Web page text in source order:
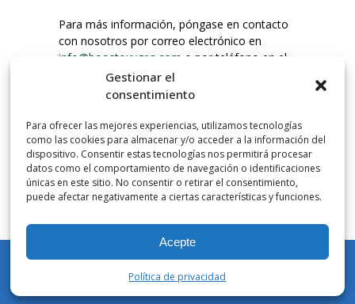
Gestionar el
consentimiento
Para ofrecer las mejores experiencias, utilizamos tecnologías
como las cookies para almacenar y/o acceder a la información del
dispositivo. Consentir estas tecnologías nos permitirá procesar
datos como el comportamiento de navegación o identificaciones
únicas en este sitio. No consentir o retirar el consentimiento,
puede afectar negativamente a ciertas características y funciones.
Acepte
Política de privacidad
Para más información, póngase en contacto
con nosotros por correo electrónico en
info@boostoxygen.com o por teléfono en el
203.331.8100.
INSTRUCCIONES DE USO
Colocar hasta la boca, presionar firmemente
el botón e inhalar. Coloque la mascarilla
debajo de la nariz y sobre la boca. Presione el
gatillo hacia abajo para activar el flujo. Inspire
por la boca.
NÚMERO DE INHALACIONES
Los botes de bolsillo Boost Oxygen contienen
más de 3 litros de oxígeno respirable de
Aviator. Esto equivale a aproximadamente 60